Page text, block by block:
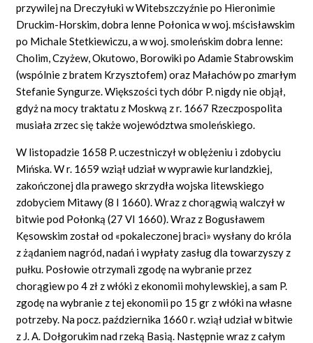
przywilej na Dreczyłuki w Witebszczyźnie po Hieronimie
Druckim-Horskim, dobra lenne Połonica w woj. mścisławskim
po Michale Stetkiewiczu, a w woj. smoleńskim dobra lenne:
Cholim, Czyżew, Okutowo, Borowiki po Adamie Stabrowskim
(wspólnie z bratem Krzysztofem) oraz Małachów po zmarłym
Stefanie Syngurze. Większości tych dóbr P. nigdy nie objął,
gdyż na mocy traktatu z Moskwą z r. 1667 Rzeczpospolita
musiała zrzec się także województwa smoleńskiego.
W listopadzie 1658 P. uczestniczył w oblężeniu i zdobyciu
Mińska. W r. 1659 wziął udział w wyprawie kurlandzkiej,
zakończonej dla prawego skrzydła wojska litewskiego
zdobyciem Mitawy (8 I 1660). Wraz z chorągwią walczył w
bitwie pod Połonką (27 VI 1660). Wraz z Bogusławem
Kęsowskim został od «pokaleczonej braci» wysłany do króla
z żądaniem nagród, nadań i wypłaty zasług dla towarzyszy z
pułku. Posłowie otrzymali zgodę na wybranie przez
chorągiew po 4 zł z włóki z ekonomii mohylewskiej, a sam P.
zgodę na wybranie z tej ekonomii po 15 gr z włóki na własne
potrzeby. Na pocz. października 1660 r. wziął udział w bitwie
z J. A. Dołgorukim nad rzeką Basią. Następnie wraz z całym